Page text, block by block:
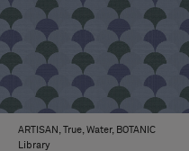
ARTISAN, True, Water, BOTANIC
Library